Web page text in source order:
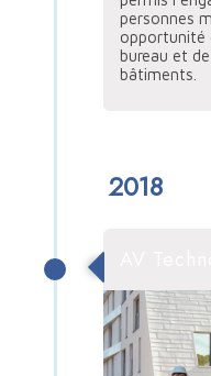
personnes
opportunité
bureau et
bâtiments.
2018